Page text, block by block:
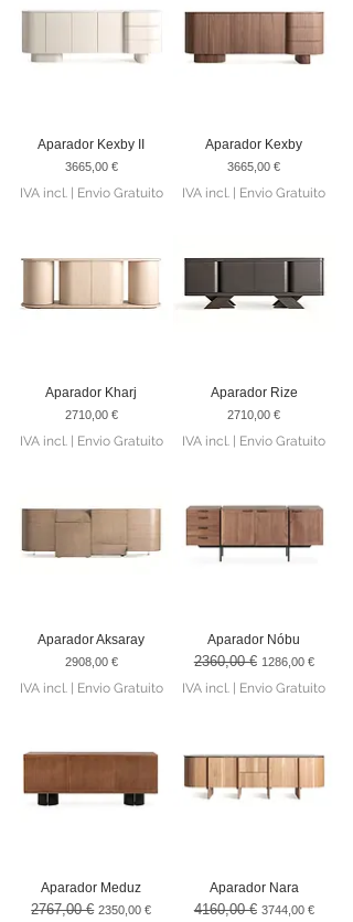
Aparador Kexby II
Preço
3665,00 €
IVA incl.| Envio Gratuito
Aparador Kexby
Preço
3665,00 €
IVA incl. Envio Gratuito
Aparador Kharj
Preço
2710,00 €
IVA incl.| Envio Gratuito
Aparador Rize
Preço
2710,00 €
IVA incl. | Envio Gratuito
Aparador Aksaray
Preço
2908,00 €
IVA incl.| Envio Gratuito
Aparador Nóbu
Preço normal
2360,00 € Preço promocional
1286,00 €
IVA incl. Envio Gratuito
Aparador Meduz
Preço normal
2767,00 € Preço promocional
2350,00 €
Aparador Nara
Preço normal
4160,00 € Preço promocional
3744,00 €